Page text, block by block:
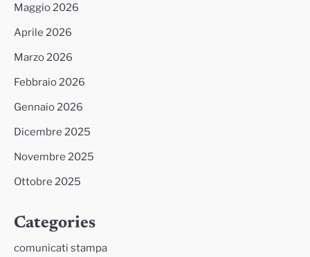
Maggio 2026
Aprile 2026
Marzo 2026
Febbraio 2026
Gennaio 2026
Dicembre 2025
Novembre 2025
Ottobre 2025
Categories
comunicati stampa